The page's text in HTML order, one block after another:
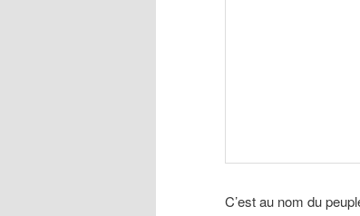
C’est au nom du